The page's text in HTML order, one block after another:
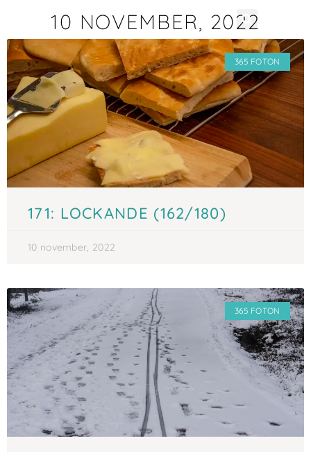
10 NOVEMBER, 2022
365 FOTON
171: LOCKANDE (162/180)
10 november, 2022
365 FOTON